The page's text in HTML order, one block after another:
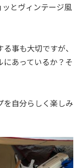
とヴィンテージ風
事も大切ですが、
あっているか？そ
を自分らしく楽しみ